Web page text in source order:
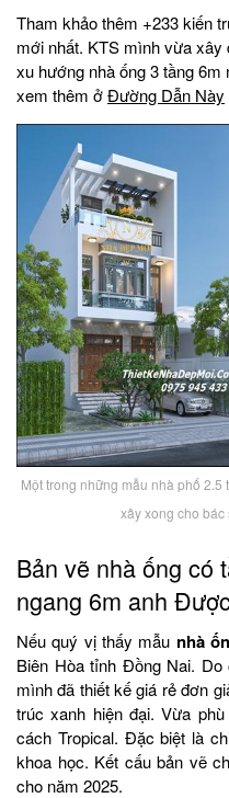
Tham khảo thêm +233 kiến
mới nhất. KTS mình vừa
xu hướng nhà ống 3 tầng
xem thêm ởĐường Dẫn Này
Một trong những mẫu nhà phố
xây xong cho
Bản vẽ nhà ống có
ngang 6m anh
Nếu quý vị thấy mẫu nhà
Biên Hòa tỉnh Đồng Nai.
mình đã thiết kế giá rẻ đơn
trúc xanh hiện đại. Vừa
cách Tropical. Đặc biệt là
khoa học. Kết cấu bản vẽ
cho năm 2025.